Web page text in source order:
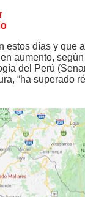
estos días y que
aumento,
del Perú
“ha superado